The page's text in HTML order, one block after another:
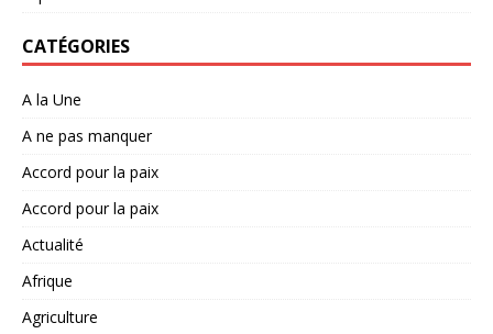
CATÉGORIES
A la Une
A ne pas manquer
Accord pour la paix
Accord pour la paix
Actualité
Afrique
Agriculture